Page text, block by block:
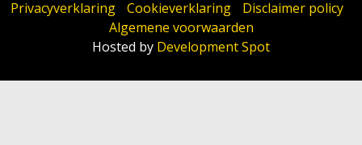
Privacyverklaring Cookieverklaring Disclaimer policy
Algemene voorwaarden
Hosted by Development Spot